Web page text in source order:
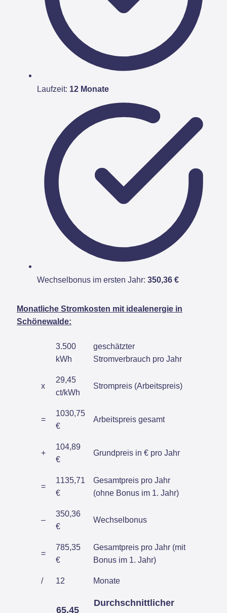
Laufzeit: 12 Monate
Wechselbonus im ersten Jahr: 350,36 €
Monatliche Stromkosten mit idealenergie in
Schönewalde:
3.500
kWh
geschätzter
Stromverbrauch pro Jahr
x
29,45
ct/kWh
Strompreis (Arbeitspreis)
=
1030,75
€
Arbeitspreis gesamt
+
104,89
€
Grundpreis in € pro Jahr
=
1135,71
€
Gesamtpreis pro Jahr
(ohne Bonus im 1. Jahr)
–
350,36
€
Wechselbonus
=
785,35
€
Gesamtpreis pro Jahr (mit
Bonus im 1. Jahr)
/ 12 Monate
65,45
Durchschnittlicher